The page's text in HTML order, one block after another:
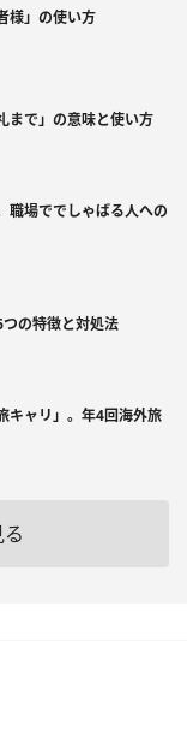
様」の使い方
で」の意味と使い方
職場ででしゃばる人への
つの特徴と対処法
キャリ」。年4回海外旅